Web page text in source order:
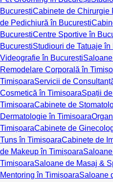
BucureștiCabinete de Chirurgie
de Pedichiură în București
BucureștiCentre Sportive în
BucureștiStudiouri de Tatuaje în
Videografie în București
Remodelare Corporală în
TimișoaraServicii de
Cosmetică în TimișoaraSpații
TimișoaraCabinete de
Dermatologie în Timișoara
TimișoaraCabinete de
Tuns în TimișoaraCabinete de
de Makeup în Timișoara
TimișoaraSaloane de Masaj &
Mentoring în TimișoaraSaloane